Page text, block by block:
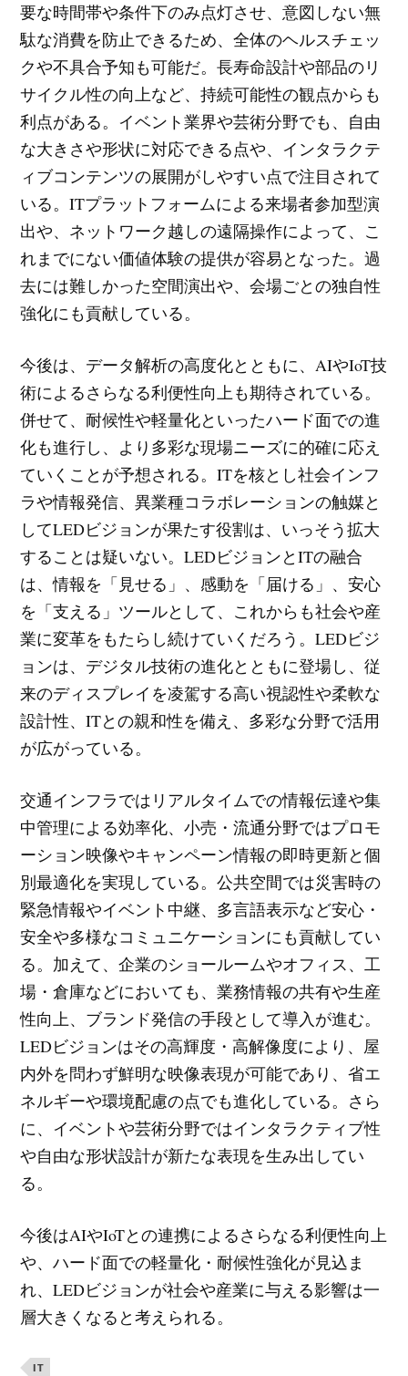
要な時間帯や条件下のみ点灯させ、意図しない無
駄な消費を防止できるため、全体のヘルスチェッ
クや不具合予知も可能だ。長寿命設計や部品のリ
サイクル性の向上など、持続可能性の観点からも
利点がある。イベント業界や芸術分野でも、自由
な大きさや形状に対応できる点や、インタラクテ
ィブコンテンツの展開がしやすい点で注目されて
いる。ITプラットフォームによる来場者参加型演
出や、ネットワーク越しの遠隔操作によって、こ
れまでにない価値体験の提供が容易となった。過
去には難しかった空間演出や、会場ごとの独自性
強化にも貢献している。
今後は、データ解析の高度化とともに、AIやIoT技
術によるさらなる利便性向上も期待されている。
併せて、耐候性や軽量化といったハード面での進
化も進行し、より多彩な現場ニーズに的確に応え
ていくことが予想される。ITを核とし社会インフ
ラや情報発信、異業種コラボレーションの触媒と
してLEDビジョンが果たす役割は、いっそう拡大
することは疑いない。LEDビジョンとITの融合
は、情報を「見せる」、感動を「届ける」、安心
を「支える」ツールとして、これからも社会や産
業に変革をもたらし続けていくだろう。LEDビジ
ョンは、デジタル技術の進化とともに登場し、従
来のディスプレイを凌駕する高い視認性や柔軟な
設計性、ITとの親和性を備え、多彩な分野で活用
が広がっている。
交通インフラではリアルタイムでの情報伝達や集
中管理による効率化、小売・流通分野ではプロモ
ーション映像やキャンペーン情報の即時更新と個
別最適化を実現している。公共空間では災害時の
緊急情報やイベント中継、多言語表示など安心・
安全や多様なコミュニケーションにも貢献してい
る。加えて、企業のショールームやオフィス、工
場・倉庫などにおいても、業務情報の共有や生産
性向上、ブランド発信の手段として導入が進む。
LEDビジョンはその高輝度・高解像度により、屋
内外を問わず鮮明な映像表現が可能であり、省エ
ネルギーや環境配慮の点でも進化している。さら
に、イベントや芸術分野ではインタラクティブ性
や自由な形状設計が新たな表現を生み出してい
る。
今後はAIやIoTとの連携によるさらなる利便性向上
や、ハード面での軽量化・耐候性強化が見込ま
れ、LEDビジョンが社会や産業に与える影響は一
層大きくなると考えられる。
IT